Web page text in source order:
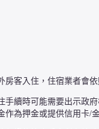
房客入住，住宿業者會
手續時可能需要出示政
作為押金或提供信用卡/